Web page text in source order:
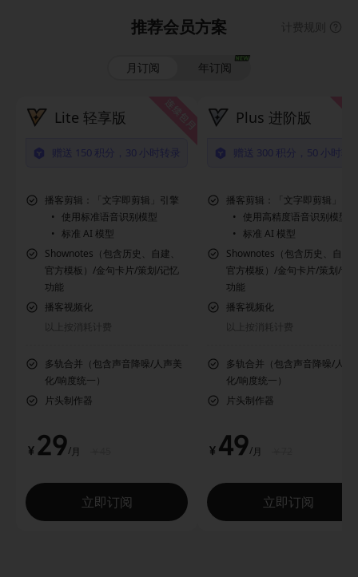
推荐会员方案 计费规则
月订阅 年订阅
Lite 轻享版
赠送 150 积分， 30 小时转录
播客剪辑：「文字即剪辑」引擎
使用标准语音识别模型
标准 AI 模型
Shownotes（包含历史、自建、
官方模板）/金句卡片/策划/记忆
功能
播客视频化
以上按消耗计费
多轨合并（包含声音降噪/人声美
化/响度统一）
片头制作器
￥ 29/月
立即订阅
Plus 进阶版
赠送 300 积分， 50 小时转
播客剪辑：「文字即剪辑」引
使用高精度语音识别模型
标准 AI 模型
Shownotes（包含历史、自建
官方模板）/金句卡片/策划/记
功能
播客视频化
以上按消耗计费
多轨合并（包含声音降噪/人声
化/响度统一）
片头制作器
￥ 49/月
立即订阅